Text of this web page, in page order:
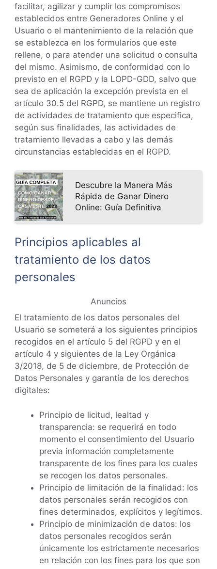
facilitar, agilizar y cumplir los compromisos
establecidos entre Generadores Online y el
Usuario o el mantenimiento de la relación que
se establezca en los formularios que este
rellene, o para atender una solicitud o consulta
del mismo. Asimismo, de conformidad con lo
previsto en el RGPD y la LOPD-GDD, salvo que
sea de aplicación la excepción prevista en el
artículo 30.5 del RGPD, se mantiene un registro
de actividades de tratamiento que especifica,
según sus finalidades, las actividades de
tratamiento llevadas a cabo y las demás
circunstancias establecidas en el RGPD.
Descubre la Manera Más
Rápida de Ganar Dinero
Online: Guía Definitiva
Principios aplicables al
tratamiento de los datos
personales
Anuncios
El tratamiento de los datos personales del
Usuario se someterá a los siguientes principios
recogidos en el artículo 5 del RGPD y en el
artículo 4 y siguientes de la Ley Orgánica
3/2018, de 5 de diciembre, de Protección de
Datos Personales y garantía de los derechos
digitales:
Principio de licitud, lealtad y
transparencia: se requerirá en todo
momento el consentimiento del Usuario
previa información completamente
transparente de los fines para los cuales
se recogen los datos personales.
Principio de limitación de la finalidad: los
datos personales serán recogidos con
fines determinados, explícitos y legítimos.
Principio de minimización de datos: los
datos personales recogidos serán
únicamente los estrictamente necesarios
en relación con los fines para los que son